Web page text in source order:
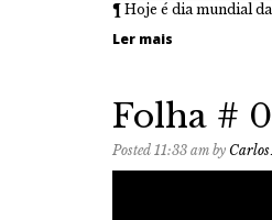
¶ Hoje é dia mundial
Ler mais
Folha #
Posted 11:33 am by